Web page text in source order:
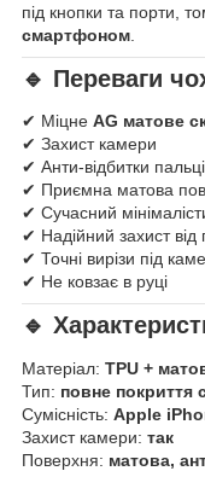
під кнопки та порти,
смартфоном
🔹 Переваги
✔ Міцне AG матове
✔ Захист камери
✔ Анти-відбитки
✔ Приємна матова
✔ Сучасний
✔ Надійний захист від
✔ Точні вирізи під
✔ Не ковзає в руці
🔹
Матеріал: TPU +
Тип: повне покриття
Сумісність: Apple
Захист камери: так
Поверхня: матова,